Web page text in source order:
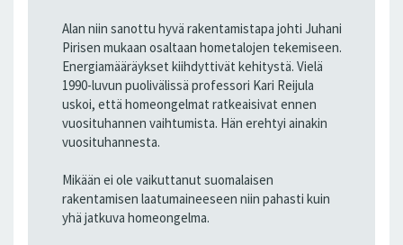
Alan niin sanottu hyvä rakentamistapa johti Juhani
Pirisen mukaan osaltaan hometalojen tekemiseen.
Energiamääräykset kiihdyttivät kehitystä. Vielä
1990-luvun puolivälissä professori Kari Reijula
uskoi, että homeongelmat ratkeaisivat ennen
vuosituhannen vaihtumista. Hän erehtyi ainakin
vuosituhannesta.
Mikään ei ole vaikuttanut suomalaisen
rakentamisen laatumaineeseen niin pahasti kuin
yhä jatkuva homeongelma.